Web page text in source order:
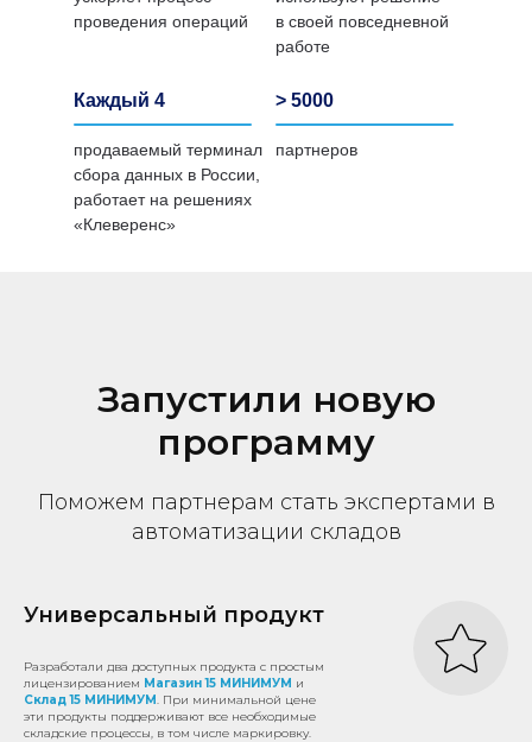
Каждый 4
продаваемый терминал
сбора данных в России,
работает на решениях
«Клеверенс»
> 5000
партнеров
проведения операций
в своей повседневной
работе
Запустили новую
программу
Поможем партнерам стать экспертами в
автоматизации складов
Универсальный продукт
Разработали два доступных продукта с простым
лицензированием Магазин 15 МИНИМУМ и
Склад 15 МИНИМУМ. При минимальной цене
эти продукты поддерживают все необходимые
складские процессы, в том числе маркировку.